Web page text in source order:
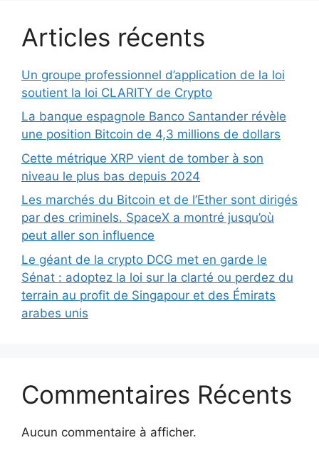
Articles récents
Un groupe professionnel d’application de la loi
soutient la loi CLARITY de Crypto
La banque espagnole Banco Santander révèle
une position Bitcoin de 4,3 millions de dollars
Cette métrique XRP vient de tomber à son
niveau le plus bas depuis 2024
Les marchés du Bitcoin et de l’Ether sont dirigés
par des criminels. SpaceX a montré jusqu’où
peut aller son influence
Le géant de la crypto DCG met en garde le
Sénat : adoptez la loi sur la clarté ou perdez du
terrain au profit de Singapour et des Émirats
arabes unis
Commentaires Récents
Aucun commentaire à afficher.